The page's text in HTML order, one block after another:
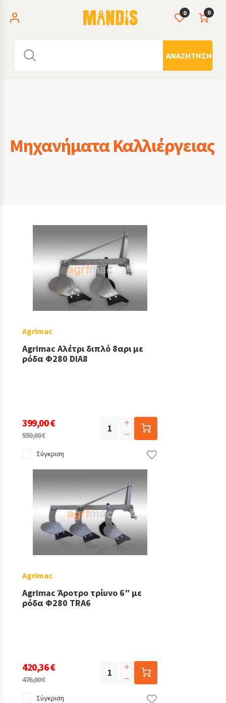
0
ΑΝΑΖΉΤΗΣΗ
0
Μηχανήματα Καλλιέργειας
Agrimac
Agrimac Αλέτρι διπλό 8αρι με
ρόδα Φ280 DIA8
399,00 €
550,00 €
Σύγκριση
Agrimac
Agrimac Άροτρο τρίυνο 6″ με
ρόδα Φ280 TRA6
420,36 €
476,00 €
Σύγκριση